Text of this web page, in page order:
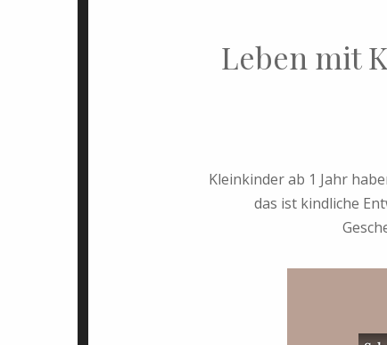
Leben mit
Kleinkinder ab 1 Jahr
das ist kindliche